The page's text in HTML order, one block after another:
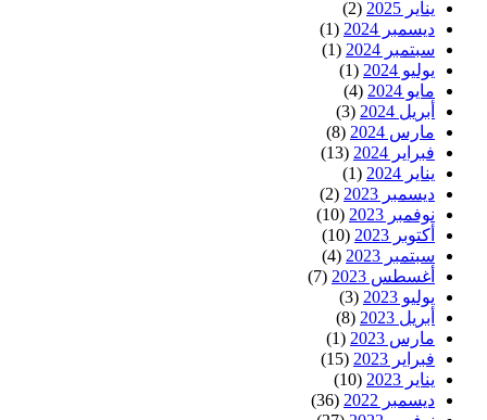
يناير 2025
(2)
ديسمبر 2024
(1)
سبتمبر 2024
(1)
يوليو 2024
(1)
مايو 2024
(4)
أبريل 2024
(3)
مارس 2024
(8)
فبراير 2024
(13)
يناير 2024
(1)
ديسمبر 2023
(2)
نوفمبر 2023
(10)
أكتوبر 2023
(10)
سبتمبر 2023
(4)
أغسطس 2023
(7)
يوليو 2023
(3)
أبريل 2023
(8)
مارس 2023
(1)
فبراير 2023
(15)
يناير 2023
(10)
ديسمبر 2022
(36)